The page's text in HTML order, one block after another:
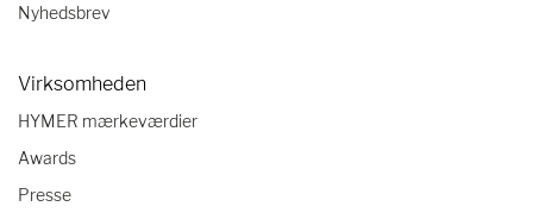
Nyhedsbrev
Virksomheden
HYMER mærkeværdier
Awards
Presse